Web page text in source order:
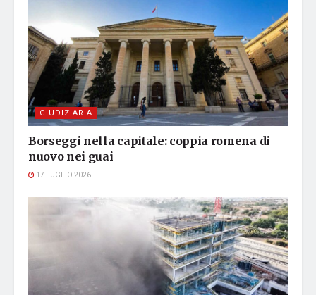
GIUDIZIARIA
Borseggi nella capitale: coppia romena di
nuovo nei guai
17 LUGLIO 2026